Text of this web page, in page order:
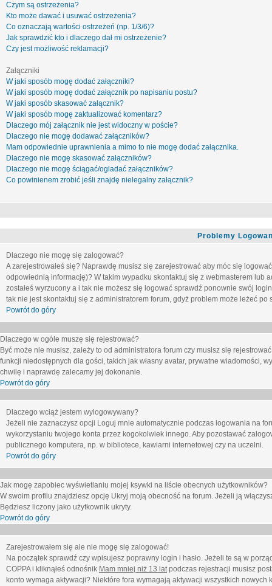
Czym są ostrzeżenia?
Kto może dawać i usuwać ostrzeżenia?
Co oznaczają wartości ostrzeżeń (np. 1/3/6)?
Jak sprawdzić kto i dlaczego dał mi ostrzeżenie?
Czy jest możliwość reklamacji?
Załączniki
W jaki sposób mogę dodać załączniki?
W jaki sposób mogę dodać załącznik po napisaniu postu?
W jaki sposób skasować załącznik?
W jaki sposób mogę zaktualizować komentarz?
Dlaczego mój załącznik nie jest widoczny w poście?
Dlaczego nie mogę dodawać załączników?
Mam odpowiednie uprawnienia a mimo to nie mogę dodać załącznika.
Dlaczego nie mogę skasować załączników?
Dlaczego nie mogę ściągać/ogladać załączników?
Co powinienem zrobić jeśli znajdę nielegalny załącznik?
Problemy
Dlaczego nie mogę się zalogować?
A zarejestrowałeś się? Naprawdę musisz się zarejestrować aby móc się
odpowiednią informację)? W takim wypadku skontaktuj się z webmasterem lub
zostałeś wyrzucony a i tak nie możesz się logować sprawdź ponownie swój
tak nie jest skontaktuj się z administratorem forum, gdyż problem może leżeć po
Powrót do góry
Dlaczego w ogóle muszę się rejestrować?
Być może nie musisz, zależy to od administratora forum czy musisz się
funkcji niedostępnych dla gości, takich jak własny avatar, prywatne wiadomości,
chwilę i naprawdę zalecamy jej dokonanie.
Powrót do góry
Dlaczego wciąż jestem wylogowywany?
Jeżeli nie zaznaczysz opcji Loguj mnie automatycznie podczas logowania na
wykorzystaniu twojego konta przez kogokolwiek innego. Aby pozostawać
publicznego komputera, np. w bibliotece, kawiarni internetowej czy na uczelni.
Powrót do góry
Jak mogę zapobiec wyświetlaniu mojej ksywki na liście obecnych użytkowników?
W swoim profilu znajdziesz opcję Ukryj moją obecność na forum. Jeżeli ją
Będziesz liczony jako użytkownik ukryty.
Powrót do góry
Zarejestrowałem się ale nie mogę się zalogować!
Na początek sprawdź czy wpisujesz poprawny login i hasło. Jeżeli te są w
COPPA i kliknąłeś odnośnik Mam mniej niż 13 latpodczas rejestracji musisz
konto wymaga aktywacji? Niektóre fora wymagają aktywacji wszystkich